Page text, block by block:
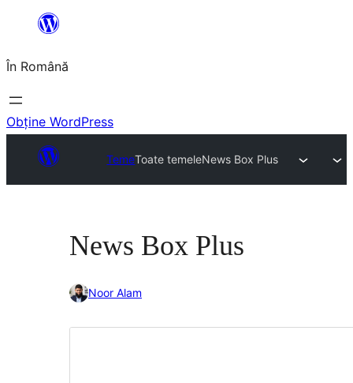
conținut
În Română
Obține WordPress
TemeToate temeleNews Box Plus
News Box Plus
Noor Alam